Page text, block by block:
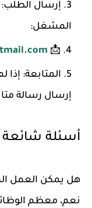
إرسال الطلب
المشغل:
📩
المتابعة: إذا
إرسال رسالة
أسئلة شائعة
هل يمكن العمل
نعم، معظم